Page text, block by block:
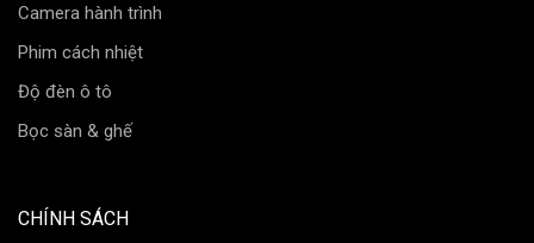
Camera hành trình
Phim cách nhiệt
Độ đèn ô tô
Bọc sàn & ghế
CHÍNH SÁCH